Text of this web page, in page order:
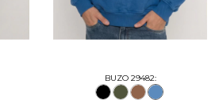
BUZO 29482: